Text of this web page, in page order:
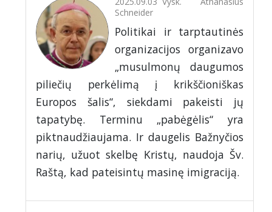
Schneider
Politikai ir tarptautinės
organizacijos organizavo
„musulmonų daugumos
piliečių perkėlimą į krikščioniškas
Europos šalis“, siekdami pakeisti jų
tapatybę. Terminu „pabėgėlis“ yra
piktnaudžiaujama. Ir daugelis Bažnyčios
narių, užuot skelbę Kristų, naudoja Šv.
Raštą, kad pateisintų masinę imigraciją.